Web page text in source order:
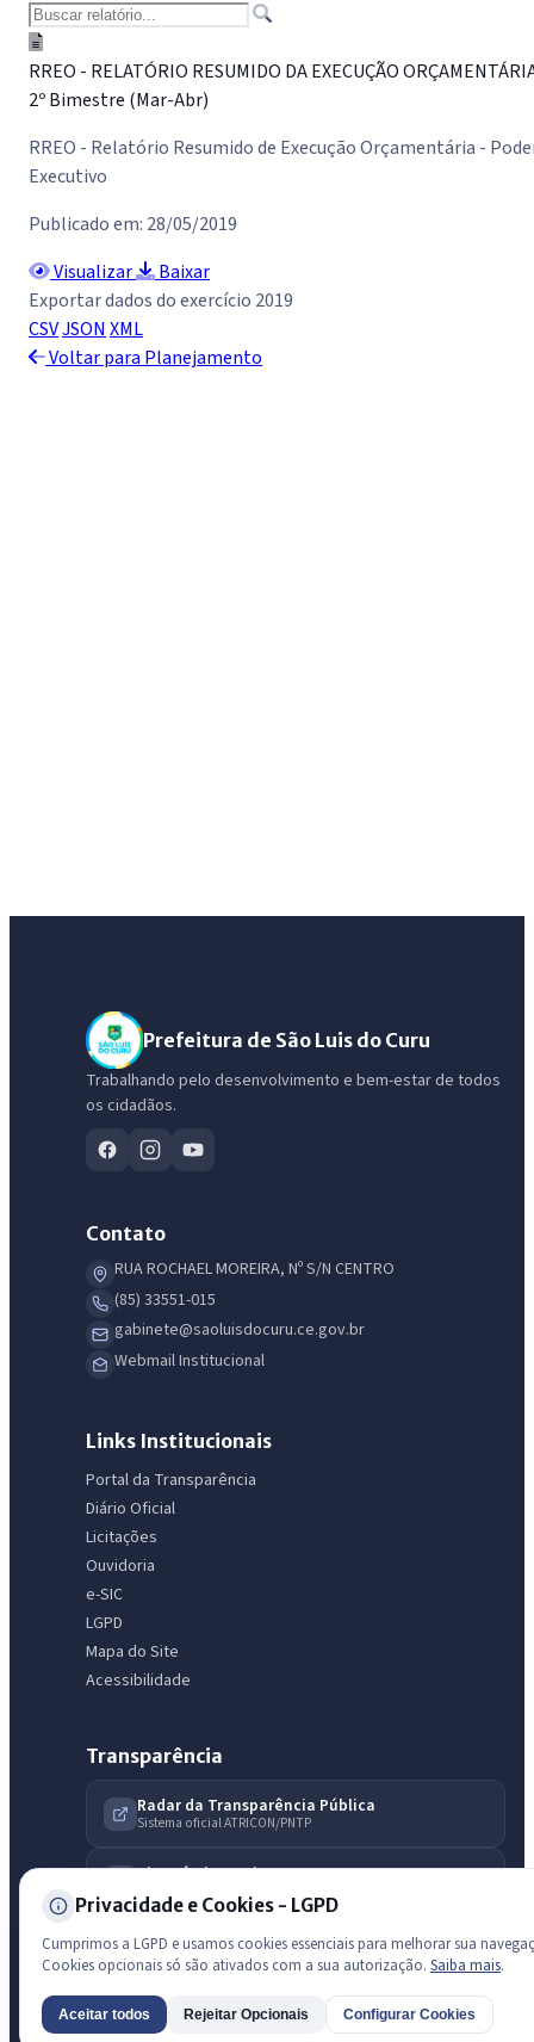
RREO - RELATÓRIO RESUMIDO DA EXECUÇÃO
2º Bimestre (Mar-Abr)
RREO - Relatório Resumido de Execução Orçamentária -
Executivo
Publicado em: 28/05/2019
Visualizar
Baixar
Exportar dados do exercício 2019
CSVJSON XML
Voltar para Planejamento
Prefeitura de São Luis do Curu
Trabalhando pelo desenvolvimento e bem-estar de todos
os cidadãos.
Contato
RUA ROCHAEL MOREIRA, Nº S/N CENTRO
(85) 33551-015
gabinete@saoluisdocuru.ce.gov.br
Webmail Institucional
Links Institucionais
Portal da Transparência
Diário Oficial
Licitações
Ouvidoria
e-SIC
LGPD
Mapa do Site
Acessibilidade
Transparência
Radar da Transparência Pública
Sistema oficial ATRICON/PNTP
Diagnóstico Atricon
Privacidade e Cookies - LGPD
Cumprimos a LGPD e usamos cookies essenciais para melhorar sua
Cookies opcionais só são ativados com a sua autorização. Saiba mais.
Aceitar todos Rejeitar Opcionais Configurar Cookies
Olá. Pergunte sobre serviços, notícias, legislação, Diário Oficial,
licitações, estrutura ou transparência do município.
Licitações abertas